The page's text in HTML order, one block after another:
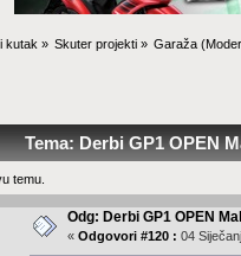
kutak » Skuter projekti» Garaža
Tema: Derbi GP1 OPEN
temu.
Odg: Derbi GP1 OPEN
« Odgovori #120 : 04